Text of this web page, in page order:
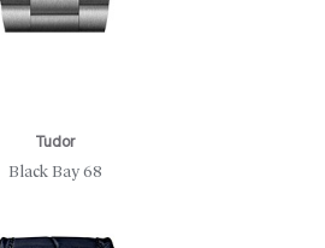
Tudor
Black Bay 68